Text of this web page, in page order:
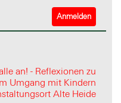
Anmelden
an! - Reflexionen zu
Umgang mit Kindern
Alte Heide